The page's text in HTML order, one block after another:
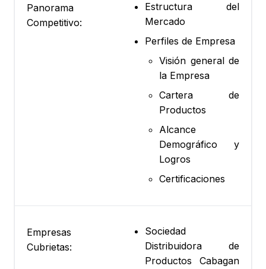
Panorama
Competitivo:
Estructura del
Mercado
Perfiles de Empresa
Visión general de
la Empresa
Cartera de
Productos
Alcance
Demográfico y
Logros
Certificaciones
Empresas
Cubrietas:
Sociedad
Distribuidora de
Productos Cabagan